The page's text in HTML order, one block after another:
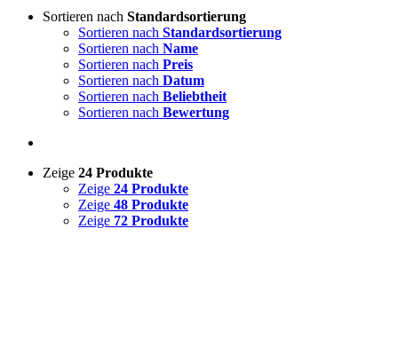
Sortieren nach Standardsortierung
Sortieren nach Standardsortierung
Sortieren nach Name
Sortieren nach Preis
Sortieren nach Datum
Sortieren nach Beliebtheit
Sortieren nach Bewertung
Zeige 24 Produkte
Zeige 24 Produkte
Zeige 48 Produkte
Zeige 72 Produkte